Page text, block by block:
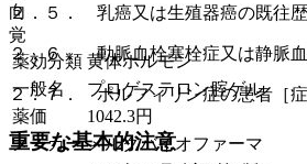
２．５． 乳癌又は生殖器癌の既往
２．６． 動脈血栓塞栓症又は静脈
２．７． ポルフィリン症の患者［
重要な基本的注意
向
覚
薬効分類 黄体ホルモン
一般名
プロゲステロン腟ゲル
薬価
1042.3円
メーカー メルクバイオファーマ